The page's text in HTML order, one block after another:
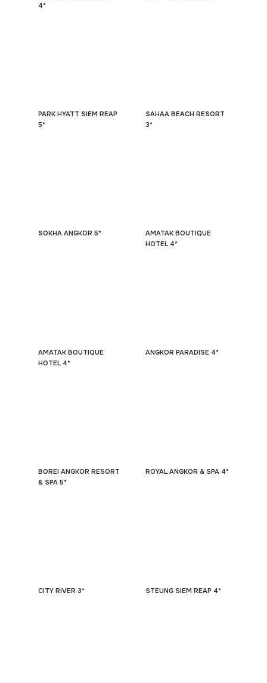
4*
PARK HYATT SIEM REAP
5*
SAHAA BEACH RESORT
3*
SOKHA ANGKOR 5*
AMATAK BOUTIQUE
HOTEL 4*
AMATAK BOUTIQUE
HOTEL 4*
ANGKOR PARADISE 4*
BOREI ANGKOR RESORT
& SPA 5*
ROYAL ANGKOR & SPA 4*
CITY RIVER 3* STEUNG SIEM REAP 4*